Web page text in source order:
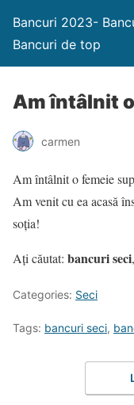
Bancuri 2023-
Bancuri de top
Am întâlnit
carmen
Am întâlnit o femeie
Am venit cu ea acasă
soția!
Ați căutat: bancuri seci
Categories: Seci
Tags: bancuri seci,